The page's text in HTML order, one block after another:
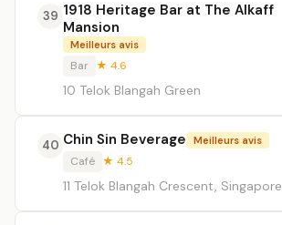
39 1918 Heritage Bar at The Alkaff
Mansion
Meilleurs avis
Bar ★ 4.6
10 Telok Blangah Green
40 Chin Sin Beverage Meilleurs avis
Café ★ 4.5
11 Telok Blangah Crescent, Singapore